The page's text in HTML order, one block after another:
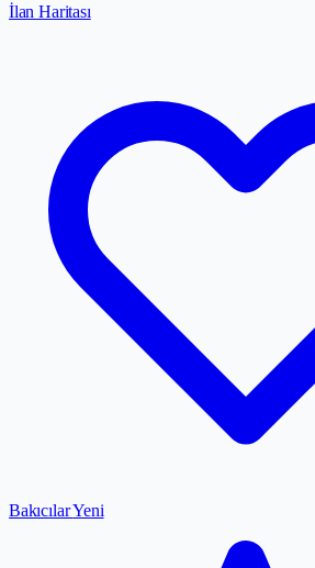
İlan Haritası
BakıcılarYeni